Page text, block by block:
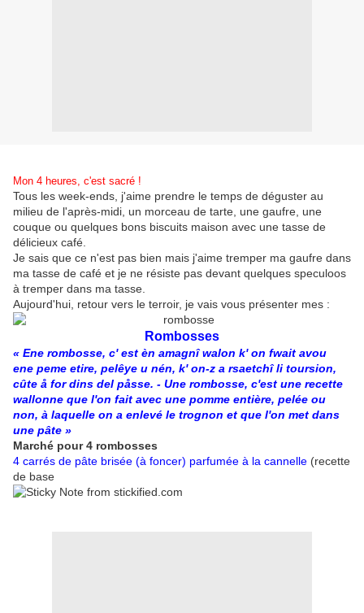
Mon 4 heures, c'est sacré !
Tous les week-ends, j'aime prendre le temps de déguster au
milieu de l'après-midi, un morceau de tarte, une gaufre, une
couque ou quelques bons biscuits maison avec une tasse de
délicieux café.
Je sais que ce n'est pas bien mais j'aime tremper ma gaufre dans
ma tasse de café et je ne résiste pas devant quelques speculoos
à tremper dans ma tasse.
Aujourd'hui, retour vers le terroir, je vais vous présenter mes :
Rombosses
« Ene rombosse, c' est èn amagnî walon k' on fwait avou
ene peme etire, pelêye u nén, k' on-z a rsaetchî li toursion,
cûte å for dins del påsse. - Une rombosse, c'est une recette
wallonne que l'on fait avec une pomme entière, pelée ou
non, à laquelle on a enlevé le trognon et que l'on met dans
une pâte »
Marché pour 4 rombosses
4 carrés de pâte brisée (à foncer) parfumée à la cannelle (recette
de base